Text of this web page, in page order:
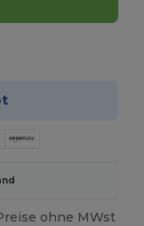
ohne MWst